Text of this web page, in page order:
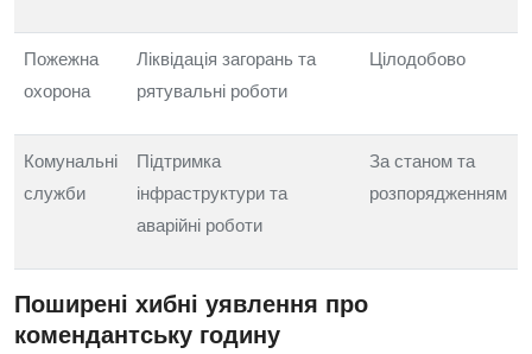
Пожежна
охорона
Ліквідація загорань та
рятувальні роботи
Цілодобово
Комунальні
служби
Підтримка
інфраструктури та
аварійні роботи
За станом та
розпорядженням
Поширені хибні уявлення про
комендантську годину